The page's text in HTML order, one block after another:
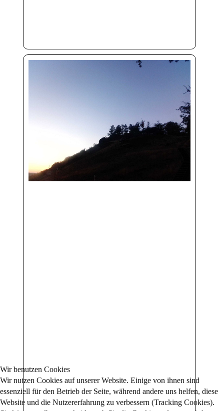
Wir benutzen Cookies
Wir nutzen Cookies auf unserer Website. Einige von ihnen sind
essenziell für den Betrieb der Seite, während andere uns helfen, diese
Website und die Nutzererfahrung zu verbessern (Tracking Cookies).